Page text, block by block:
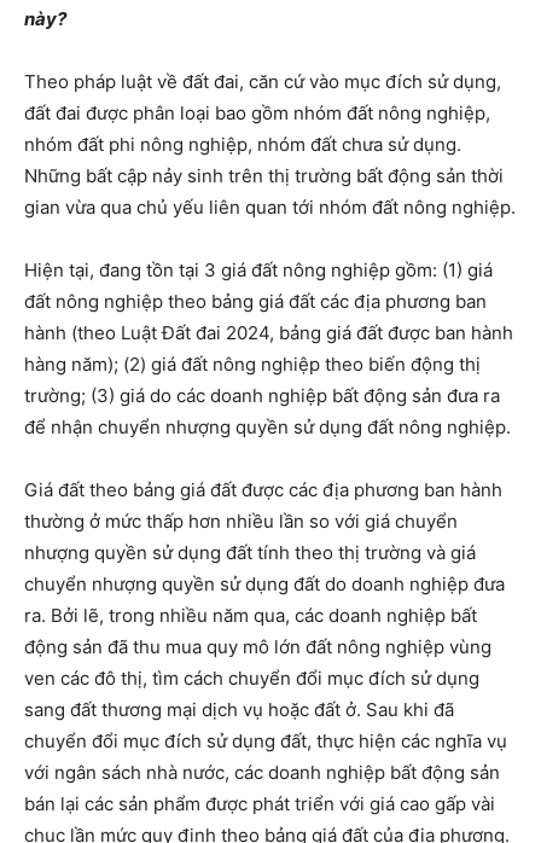
này?
Theo pháp luật về đất đai, căn cứ vào mục đích sử dụng,
đất đai được phân loại bao gồm nhóm đất nông nghiệp,
nhóm đất phi nông nghiệp, nhóm đất chưa sử dụng.
Những bất cập nảy sinh trên thị trường bất động sản thời
gian vừa qua chủ yếu liên quan tới nhóm đất nông nghiệp.
Hiện tại, đang tồn tại 3 giá đất nông nghiệp gồm: (1) giá
đất nông nghiệp theo bảng giá đất các địa phương ban
hành (theo Luật Đất đai 2024, bảng giá đất được ban hành
hàng năm); (2) giá đất nông nghiệp theo biến động thị
trường; (3) giá do các doanh nghiệp bất động sản đưa ra
để nhận chuyển nhượng quyền sử dụng đất nông nghiệp.
Giá đất theo bảng giá đất được các địa phương ban hành
thường ở mức thấp hơn nhiều lần so với giá chuyển
nhượng quyền sử dụng đất tính theo thị trường và giá
chuyển nhượng quyền sử dụng đất do doanh nghiệp đưa
ra. Bởi lẽ, trong nhiều năm qua, các doanh nghiệp bất
động sản đã thu mua quy mô lớn đất nông nghiệp vùng
ven các đô thị, tìm cách chuyển đổi mục đích sử dụng
sang đất thương mại dịch vụ hoặc đất ở. Sau khi đã
chuyển đổi mục đích sử dụng đất, thực hiện các nghĩa vụ
với ngân sách nhà nước, các doanh nghiệp bất động sản
bán lại các sản phẩm được phát triển với giá cao gấp vài
chục lần mức quy định theo bảng giá đất của địa phương.